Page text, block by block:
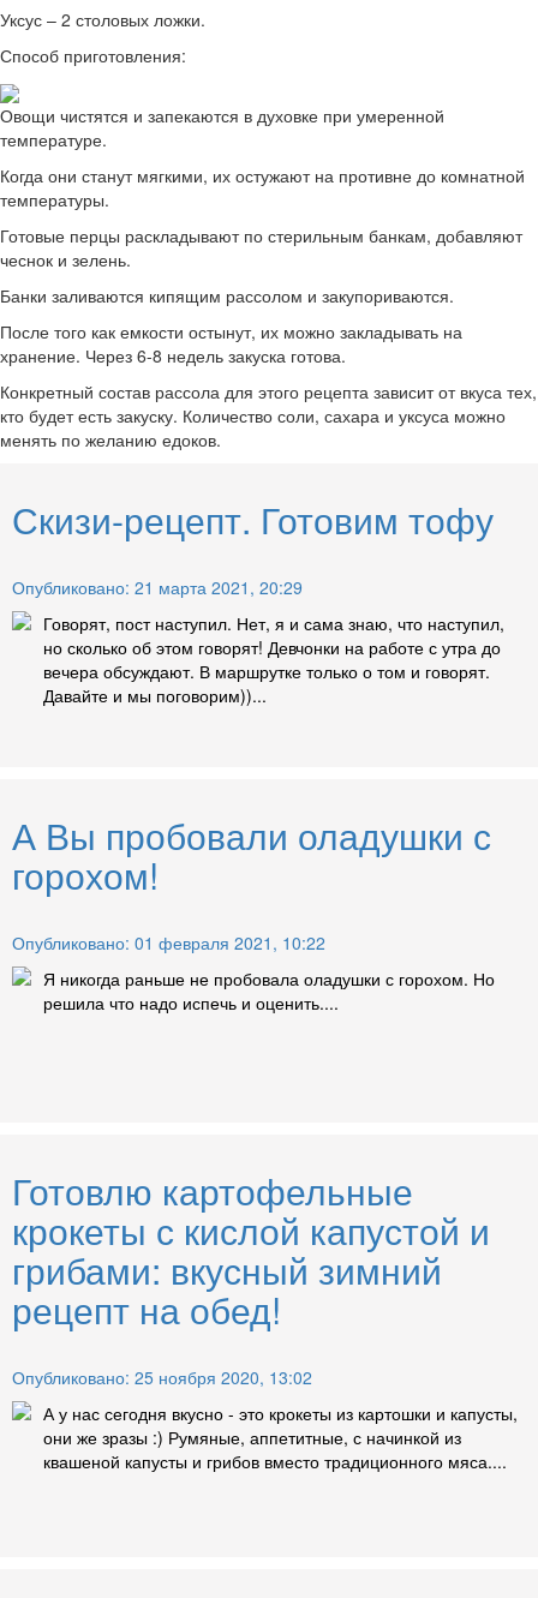
Уксус – 2 столовых ложки.
Способ приготовления:
Овощи чистятся и запекаются в духовке при умеренной
температуре.
Когда они станут мягкими, их остужают на противне до комнатной
температуры.
Готовые перцы раскладывают по стерильным банкам, добавляют
чеснок и зелень.
Банки заливаются кипящим рассолом и закупориваются.
После того как емкости остынут, их можно закладывать на
хранение. Через 6-8 недель закуска готова.
Конкретный состав рассола для этого рецепта зависит от вкуса тех,
кто будет есть закуску. Количество соли, сахара и уксуса можно
менять по желанию едоков.
Скизи-рецепт. Готовим тофу
Опубликовано: 21 марта 2021, 20:29
Говорят, пост наступил. Нет, я и сама знаю, что наступил,
но сколько об этом говорят! Девчонки на работе с утра до
вечера обсуждают. В маршрутке только о том и говорят.
Давайте и мы поговорим))...
А Вы пробовали оладушки с
горохом!
Опубликовано: 01 февраля 2021, 10:22
Я никогда раньше не пробовала оладушки с горохом. Но
решила что надо испечь и оценить....
Готовлю картофельные
крокеты с кислой капустой и
грибами: вкусный зимний
рецепт на обед!
Опубликовано: 25 ноября 2020, 13:02
А у нас сегодня вкусно - это крокеты из картошки и капусты,
они же зразы :) Румяные, аппетитные, с начинкой из
квашеной капусты и грибов вместо традиционного мяса....